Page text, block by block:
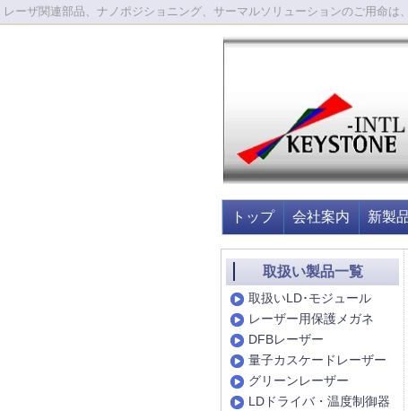
レーザ関連部品、ナノポジショニング、サーマルソリューションのご用命は
トップ 会社案内 新製
取扱い製品一覧
取扱いLD･モジュール
レーザー用保護メガネ
DFBレーザー
量子カスケードレーザー
グリーンレーザー
LDドライバ・温度制御器